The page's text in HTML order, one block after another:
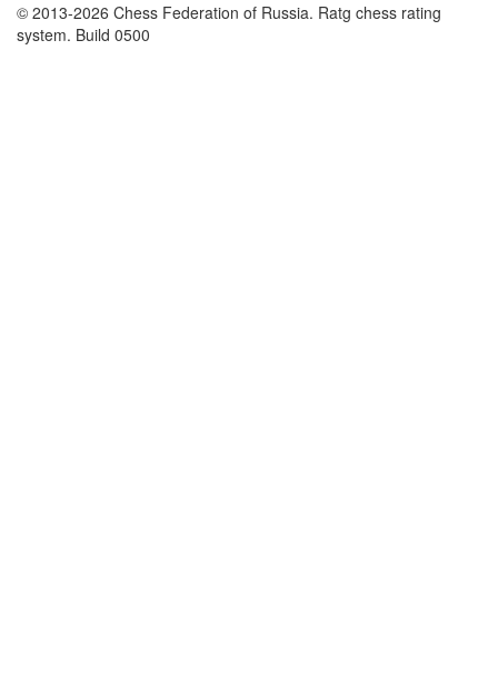
© 2013-2026 Chess Federation of Russia. Ratg chess rating
system. Build 0500